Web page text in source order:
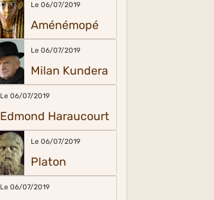
Le 06/07/2019
Aménémopé
Le 06/07/2019
Milan Kundera
Le 06/07/2019
Edmond Haraucourt
Le 06/07/2019
Platon
Le 06/07/2019